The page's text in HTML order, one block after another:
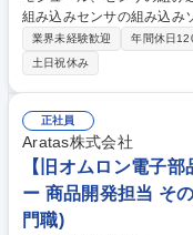
組み込みセンサの組み込みソフ
サ×アルゴリズムを活かし
仕様策定 ■他部門との仕様
ューおよび品質レビュー ■
募集職種 【旧オムロン電
込みソフト開発
業界未経験歓迎 年間休日
土日祝休み
正社員
Aratas株式会社
【旧オムロン電子
ー 商品開発担当 そ
門職)